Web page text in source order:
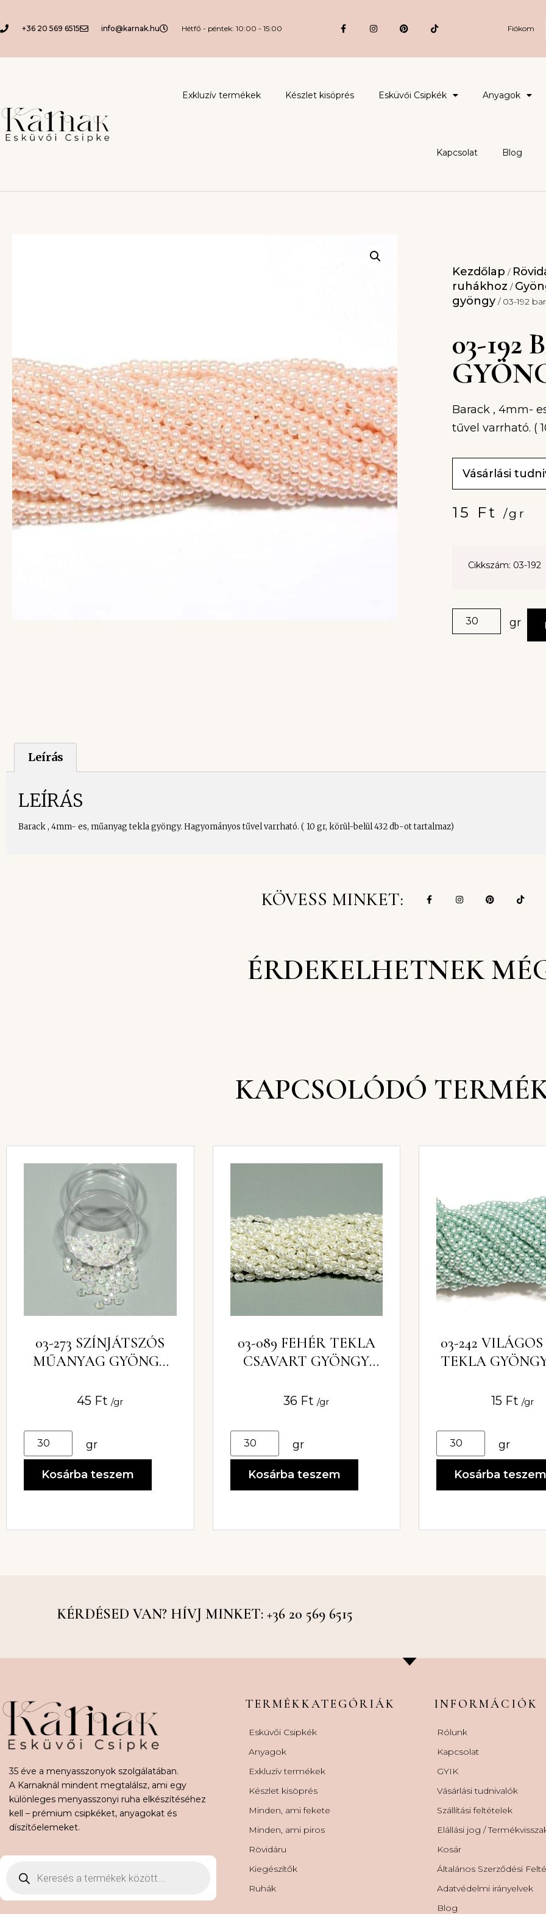
+36 20 569 6515 info@karnak.hu Hétfő - péntek: 10:00 - 15:00 Fiókom
Exkluzív termékek Készlet kisöprés Esküvői Csipkék Anyagok
Kapcsolat Blog
Kezdőlap /
ruhákhoz /
gyöngy / 03-192
03-192
Barack , 4mm-
tűvel varrható. (
Vásárlási
15 Ft /gr
Cikkszám: 03-192
gr
Leírás
LEÍRÁS
Barack , 4mm- es, műanyag tekla gyöngy. Hagyományos tűvel varrható. ( 10 gr, körül-belül 432 db-ot tartalmaz)
KÖVESS MINKET:
ÉRDEKELHETNEK
KAPCSOLÓDÓ
03-273 SZÍNJÁTSZÓS
MŰANYAG GYÖNGY
45 Ft /gr
gr
Kosárba teszem
03-089 FEHÉR TEKLA
CSAVART GYÖNGY
36 Ft /gr
gr
Kosárba teszem
03-242
TEKLA
15 Ft /gr
gr
Kosárba teszem
KÉRDÉSED VAN? HÍVJ MINKET: +36 20 569 6515
35 éve a menyasszonyok szolgálatában.
A Karnaknál mindent megtalálsz, ami egy
különleges menyasszonyi ruha elkészítéséhez
kell – prémium csipkéket, anyagokat és
díszítőelemeket.
TERMÉKKATEGÓRIÁK
Esküvői Csipkék
Anyagok
Exkluzív termékek
Készlet kisöprés
Minden, ami fekete
Minden, ami piros
Rövidáru
Kiegészítők
Ruhák
INFORMÁCIÓK
Rólunk
Kapcsolat
GYIK
Vásárlási tudnivalók
Szállítási feltételek
Elállási jog /
Kosár
Általános Szerződési
Adatvédelmi irányelvek
Blog